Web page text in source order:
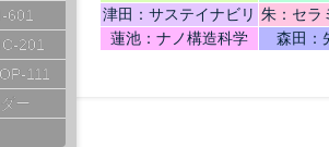
601
201
111
ー
津田：サステイナビリ
ティデザイン
朱：セラ
蓮池：ナノ構造科学
森田：